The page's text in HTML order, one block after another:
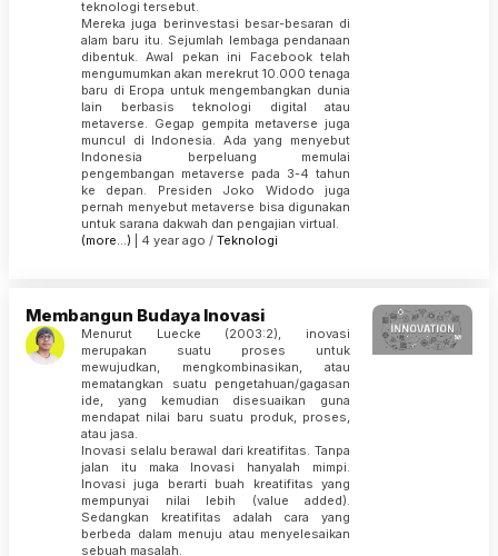
teknologi tersebut.
Mereka juga berinvestasi besar-besaran di
alam baru itu. Sejumlah lembaga pendanaan
dibentuk. Awal pekan ini Facebook telah
mengumumkan akan merekrut 10.000 tenaga
baru di Eropa untuk mengembangkan dunia
lain berbasis teknologi digital atau
metaverse. Gegap gempita metaverse juga
muncul di Indonesia. Ada yang menyebut
Indonesia berpeluang memulai
pengembangan metaverse pada 3-4 tahun
ke depan. Presiden Joko Widodo juga
pernah menyebut metaverse bisa digunakan
untuk sarana dakwah dan pengajian virtual.
(more…) | 4 year ago / Teknologi
Membangun Budaya Inovasi
Menurut Luecke (2003:2), inovasi
merupakan suatu proses untuk
mewujudkan, mengkombinasikan, atau
mematangkan suatu pengetahuan/gagasan
ide, yang kemudian disesuaikan guna
mendapat nilai baru suatu produk, proses,
atau jasa.
Inovasi selalu berawal dari kreatifitas. Tanpa
jalan itu maka Inovasi hanyalah mimpi.
Inovasi juga berarti buah kreatifitas yang
mempunyai nilai lebih (value added).
Sedangkan kreatifitas adalah cara yang
berbeda dalam menuju atau menyelesaikan
sebuah masalah.